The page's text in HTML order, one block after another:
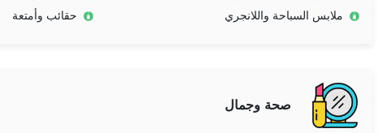
ملابس السباحة واللانجري
حقائب وأمتعة
صحة وجمال